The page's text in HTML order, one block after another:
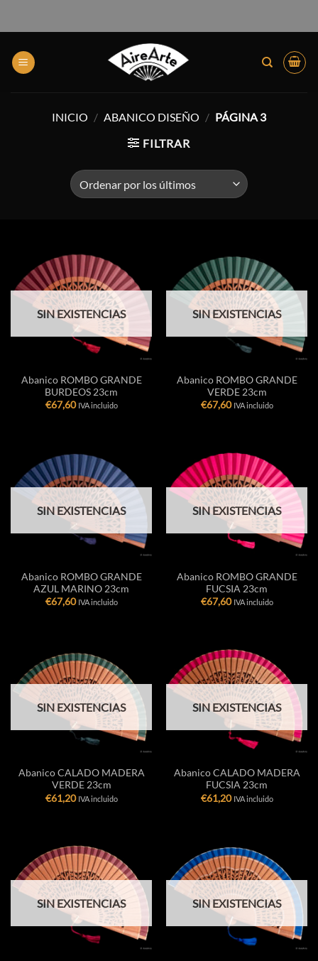
INICIO / ABANICO DISEÑO / PÁGINA 3
FILTRAR
SIN EXISTENCIAS
Abanico ROMBO GRANDE
BURDEOS 23cm
€67,60 IVA incluido
SIN EXISTENCIAS
Abanico ROMBO GRANDE
VERDE 23cm
€67,60 IVA incluido
SIN EXISTENCIAS
Abanico ROMBO GRANDE
AZUL MARINO 23cm
€67,60 IVA incluido
SIN EXISTENCIAS
Abanico ROMBO GRANDE
FUCSIA 23cm
€67,60 IVA incluido
SIN EXISTENCIAS
Abanico CALADO MADERA
VERDE 23cm
€61,20 IVA incluido
SIN EXISTENCIAS
Abanico CALADO MADERA
FUCSIA 23cm
€61,20 IVA incluido
SIN EXISTENCIAS SIN EXISTENCIAS